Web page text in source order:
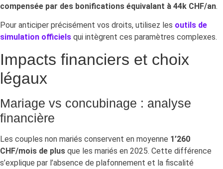
compensée par des bonifications équivalant à 44k CHF/an.
Pour anticiper précisément vos droits, utilisez les outils de
simulation officiels qui intègrent ces paramètres complexes.
Impacts financiers et choix
légaux
Mariage vs concubinage : analyse
financière
Les couples non mariés conservent en moyenne 1’260
CHF/mois de plus que les mariés en 2025. Cette différence
s’explique par l’absence de plafonnement et la fiscalité